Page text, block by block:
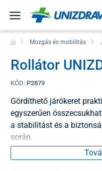
Mozgás és mobilitás
Rollátor
KÓD: P2879
Gördíthető járókeret
egyszerűen
a stabilitást és a
során.